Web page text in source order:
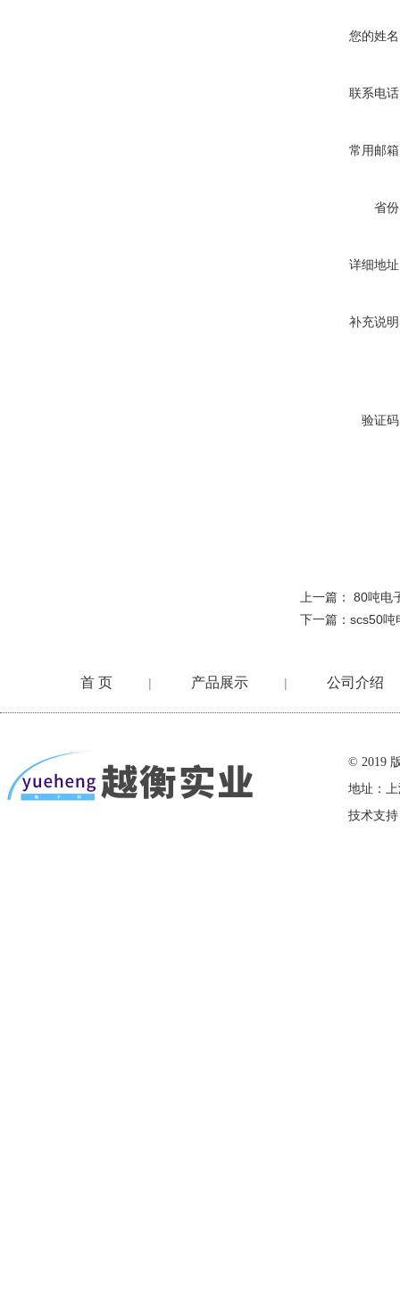
您的姓
联系电
常用邮
省
详细地
补充说
验证
上一篇： 80吨电
下一篇： scs50吨
首 页 | 产品展示 | 公司介绍
© 2019
地址：
技术支